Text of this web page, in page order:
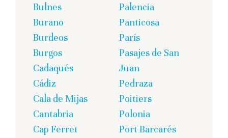
Bulnes
Burano
Burdeos
Burgos
Cadaqués
Cádiz
Cala de Mijas
Cantabria
Cap Ferret
Palencia
Panticosa
París
Pasajes de San
Juan
Pedraza
Poitiers
Polonia
Port Barcarés